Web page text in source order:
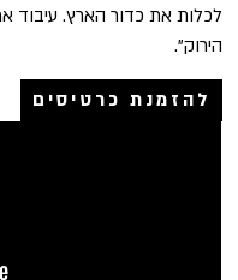
לכלות את כדור הארץ. עיבוד
הירוק".
להזמנת כרטיסים